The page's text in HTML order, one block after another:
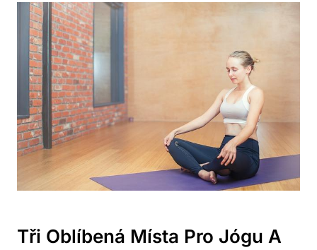
Tři Oblíbená Místa⁣ Pro ⁤jógu ⁣a